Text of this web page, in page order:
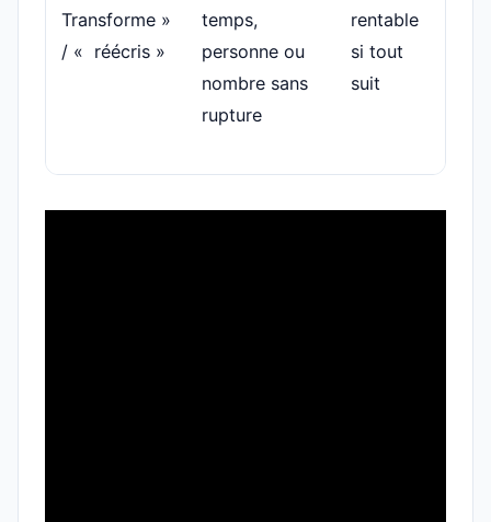
Transforme »
/ « réécris »
temps,
personne ou
nombre sans
rupture
rentable
si tout
suit